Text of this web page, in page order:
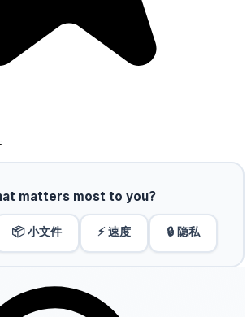
matters most to you?
📦 小文件 ⚡ 速度 🔒 隐私